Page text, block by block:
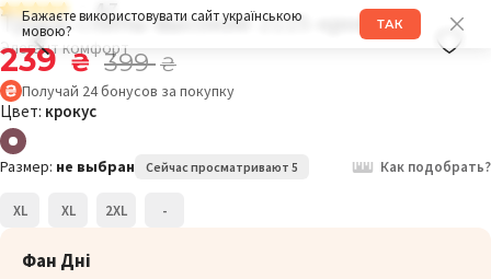
Бажаєте використовувати сайт українською
мовою?
ТАК
4.7
Трусы слипы высокие 211S крокус
Элегант комфорт
239₴ 399₴
Получай 24бонусов за покупку
Цвет: крокус
Размер: не выбран Сейчас просматривают 5 Как подобрать?
XL XL 2XL -
Фан Дні